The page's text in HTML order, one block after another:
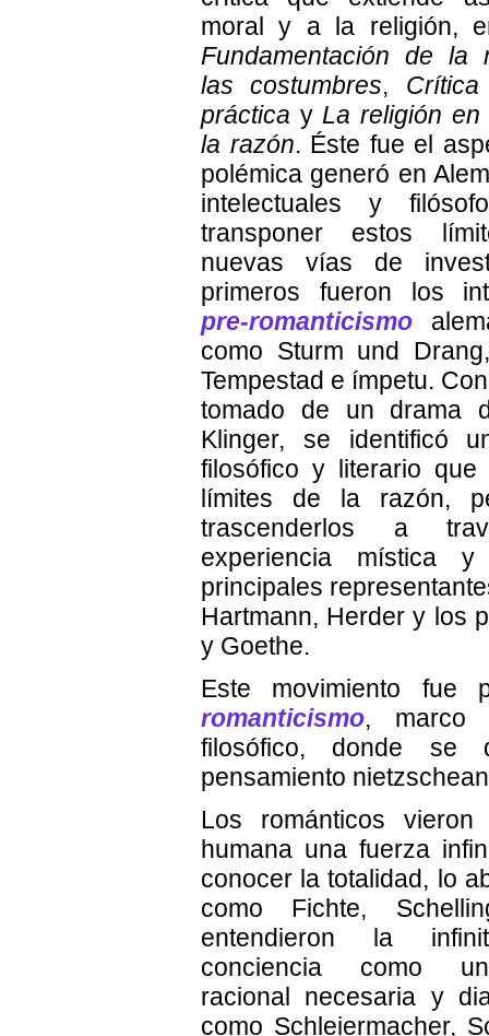
moral y a la religión,
Fundamentación de la
las costumbres,
práctica yLa religión
la razón. Éste fue el
polémica generó en
intelectuales y
transponer estos
nuevas vías de
primeros fueron los
pre-romanticismo
como Sturm und
Tempestad e ímpetu.
tomado de un drama
Klinger, se identificó
filosófico y literario que
límites de la razón,
trascenderlos a
experiencia mística
principales
Hartmann, Herder y los
y Goethe.
Este movimiento fue
romanticismo, marco
filosófico, donde se
pensamiento
Los románticos
humana una fuerza
conocer la totalidad, lo
como Fichte,
entendieron la
conciencia como
racional necesaria y
como Schleiermacher,